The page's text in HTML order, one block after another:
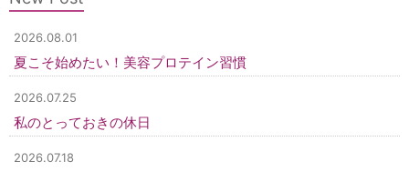
2026.08.01
夏こそ始めたい！美容プロテイン習慣
2026.07.25
私のとっておきの休日
2026.07.18